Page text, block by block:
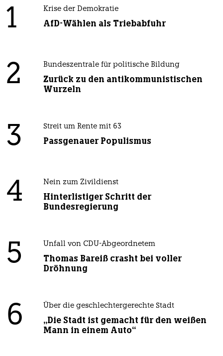
1 Krise der Demokratie
AfD-Wählen als Triebabfuhr
2 Bundeszentrale für politische Bildung
Zurück zu den antikommunistischen
Wurzeln
3 Streit um Rente mit 63
Passgenauer Populismus
4 Nein zum Zivildienst
Hinterlistiger Schritt der
Bundesregierung
5 Unfall von CDU-Abgeordnetem
Thomas Bareiß crasht bei voller
Dröhnung
6 Über die geschlechtergerechte Stadt
„Die Stadt ist gemacht für den weißen
Mann in einem Auto“